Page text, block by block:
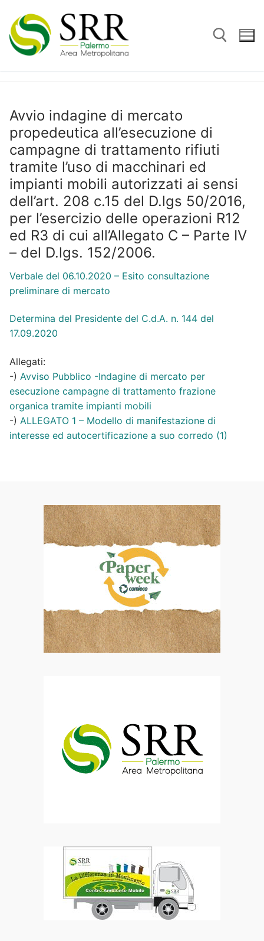
contenuto
Avvio indagine di mercato
propedeutica all’esecuzione di
campagne di trattamento rifiuti
tramite l’uso di macchinari ed
impianti mobili autorizzati ai sensi
dell’art. 208 c.15 del D.lgs 50/2016,
per l’esercizio delle operazioni R12
ed R3 di cui all’Allegato C – Parte IV
– del D.lgs. 152/2006.
Verbale del 06.10.2020 – Esito consultazione
preliminare di mercato
Determina del Presidente del C.d.A. n. 144 del
17.09.2020
Allegati:
-) Avviso Pubblico -Indagine di mercato per
esecuzione campagne di trattamento frazione
organica tramite impianti mobili
-) ALLEGATO 1 – Modello di manifestazione di
interesse ed autocertificazione a suo corredo (1)